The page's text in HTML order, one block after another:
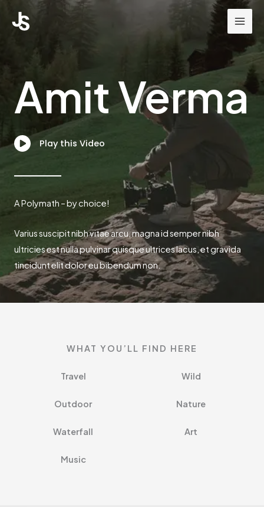
Amit Verma
Play this Video
A Polymath – by choice!
Varius suscipit nibh vitae arcu, magna id semper nibh
ultricies est nulla pulvinar quisque ultrices lacus, et gravida
tincidunt elit dolor eu bibendum non.
WHAT YOU’LL FIND HERE
Travel Wild​
Outdoor Nature​
Waterfall Art​​
Music